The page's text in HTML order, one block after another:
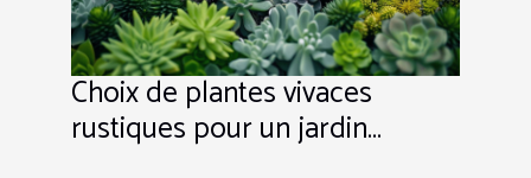
Choix de plantes vivaces
rustiques pour un jardin